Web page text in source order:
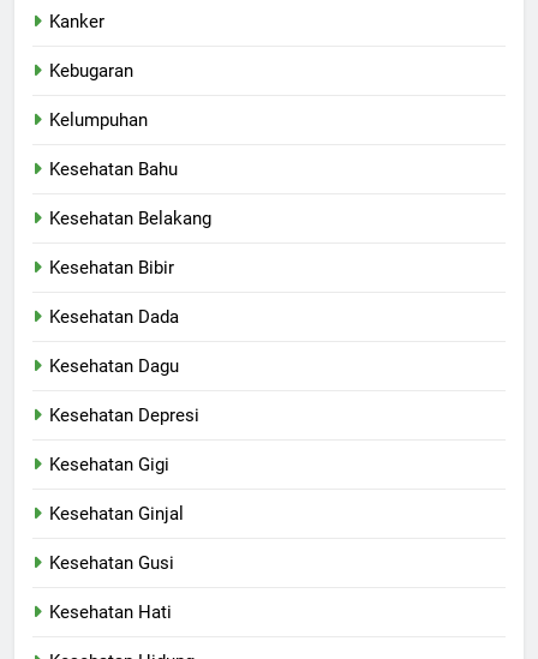
Kanker
Kebugaran
Kelumpuhan
Kesehatan Bahu
Kesehatan Belakang
Kesehatan Bibir
Kesehatan Dada
Kesehatan Dagu
Kesehatan Depresi
Kesehatan Gigi
Kesehatan Ginjal
Kesehatan Gusi
Kesehatan Hati